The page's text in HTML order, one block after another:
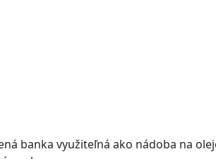
banka využiteľná ako nádoba na